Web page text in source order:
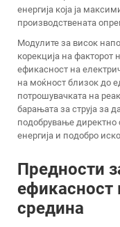
енергија која ја
производствената
Модулите за висок
корекција на факторот
ефикасност на
на моќност близок до
потрошувачката на
барањата за струја за
подобрување
енергија и подобро
Предности
ефикасност
средина